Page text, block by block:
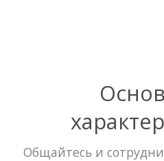
Общайтесь и